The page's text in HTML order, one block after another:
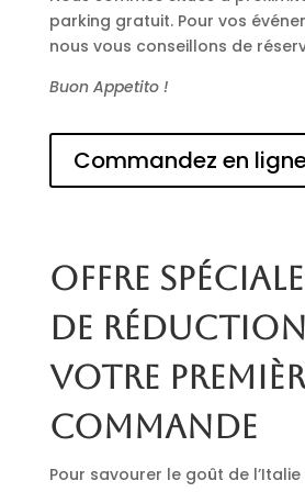
parking gratuit. Pour vos
nous vous conseillons de
Buon Appetito !
Commandez en
Offre spéciale
de
votre
commande
Pour savourer le goût de l’Italie